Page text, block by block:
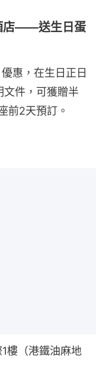
店——送生日蛋
惠，在生日正日
件，可獲贈半
前2天預訂。
樓（港鐵油麻地